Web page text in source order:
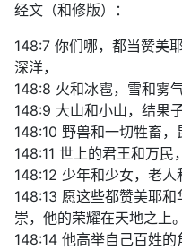
经文（和修版）：
148:7 你们哪，都当赞美
深洋，
148:8 火和冰雹，雪和雾
148:9 大山和小山，结果
148:10 野兽和一切牲畜，
148:11 世上的君王和万民
148:12 少年和少女，老人
148:13 愿这些都赞美耶
崇，他的荣耀在天地之上。
148:14 他高举自己百姓